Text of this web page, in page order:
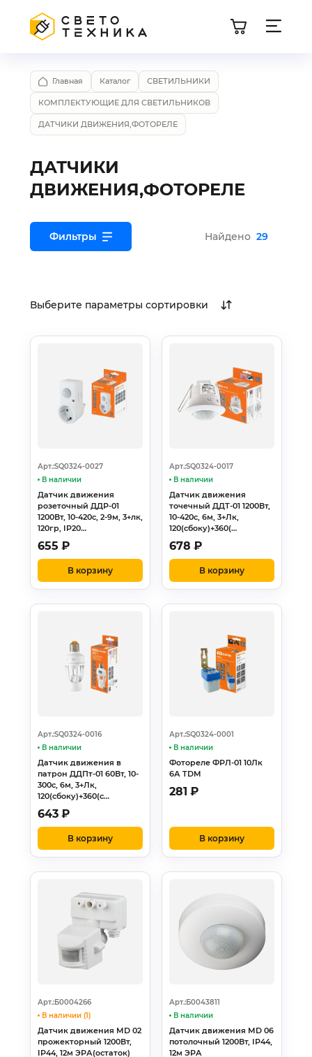
Главная Каталог СВЕТИЛЬНИКИ
КОМПЛЕКТУЮЩИЕ ДЛЯ СВЕТИЛЬНИКОВ
ДАТЧИКИ ДВИЖЕНИЯ,ФОТОРЕЛЕ
ДАТЧИКИ
ДВИЖЕНИЯ,ФОТОРЕЛЕ
Фильтры Найдено 29
Выберите параметры сортировки
Арт.:SQ0324-0027
В наличии
Датчик движения
розеточный ДДР-01
1200Вт, 10-420с, 2-9м, 3+лк,
120гр, IP20…
655 ₽
В корзину
Арт.:SQ0324-0017
В наличии
Датчик движения
точечный ДДТ-01 1200Вт,
10-420с, 6м, 3+Лк,
120(сбоку)+360(…
678 ₽
В корзину
Арт.:SQ0324-0016
В наличии
Датчик движения в
патрон ДДПт-01 60Вт, 10-
300с, 6м, 3+Лк,
120(сбоку)+360(с…
643 ₽
В корзину
Арт.:SQ0324-0001
В наличии
Фотореле ФРЛ-01 10Лк
6А TDM
281 ₽
В корзину
Арт.:Б0004266
В наличии (1)
Датчик движения MD 02
прожекторный 1200Вт,
IP44, 12м ЭРА(остаток)
Арт.:Б0043811
В наличии
Датчик движения MD 06
потолочный 1200Вт, IP44,
12м ЭРА